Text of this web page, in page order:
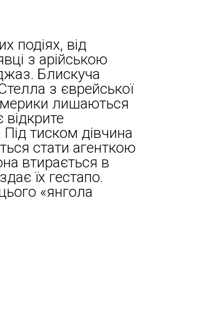
подіях, від
з арійською
Блискуча
з єврейської
лишаються
тиском дівчина
стати агенткою
втирається в
їх гестапо.
«янгола